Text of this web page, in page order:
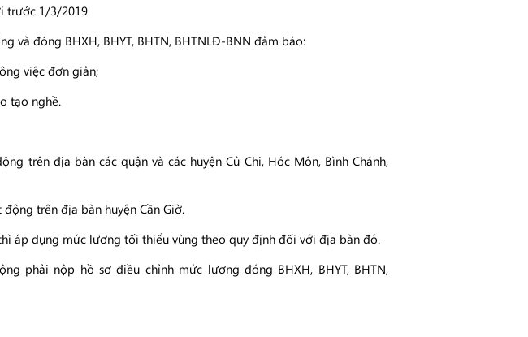
và đóng BHXH, BHYT, BHTN, BHTNLĐ-BNN đảm bảo:
việc đơn giản;
tạo nghề.
trên địa bàn các quận và các huyện Củ Chi, Hóc Môn, Bình Chánh,
trên địa bàn huyện Cần Giờ.
áp dụng mức lương tối thiểu vùng theo quy định đối với địa bàn đó.
phải nộp hồ sơ điều chỉnh mức lương đóng BHXH, BHYT, BHTN,